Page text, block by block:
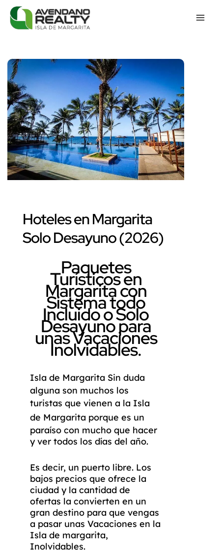
Hoteles en Margarita
Solo Desayuno (2026)
Paquetes
Turísticos en
Margarita con
Sistema todo
Incluido o Solo
Desayuno para
unas Vacaciones
Inolvidables.
Isla de Margarita Sin duda
alguna son muchos los
turistas que vienen a la Isla
de Margarita porque es un
paraíso con mucho que hacer
y ver todos los días del año.
Es decir, un puerto libre. Los
bajos precios que ofrece la
ciudad y la cantidad de
ofertas la convierten en un
gran destino para que vengas
a pasar unas Vacaciones en la
Isla de margarita,
Inolvidables.